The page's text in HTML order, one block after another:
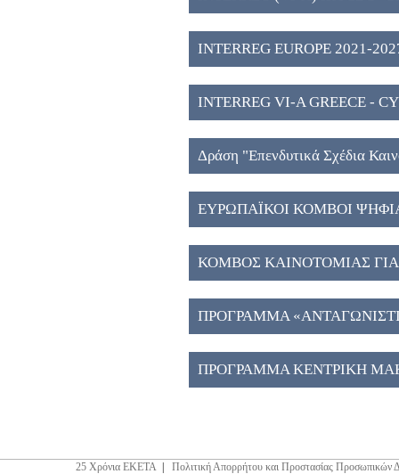
2027" (2)
INTERREG EUROPE 2021-
INTERREG VI-A GREECE -
Δράση "Eπενδυτικά Σχέδια
Μακεδονία", ΕΣΠΑ 2021-2027
ΕΥΡΩΠΑΪΚΟΙ ΚΟΜΒΟΙ
ΚΟΜΒΟΣ ΚΑΙΝΟΤΟΜΙΑΣ
ΑΠΟΘΗΚΕΥΣΗ ΕΝΕΡΓΕΙΑΣ
ΠΡΟΓΡΑΜΜΑ
ΠΡΟΓΡΑΜΜΑ ΚΕΝΤΡΙΚΗ
25 Χρόνια ΕΚΕΤΑ
Πολιτική Απορρήτου και Προστασίας Προσωπικών